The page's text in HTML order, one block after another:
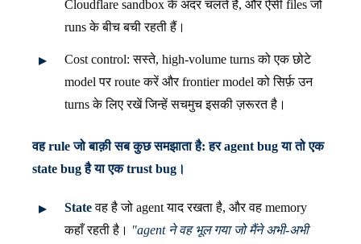
Cloudflare sandbox के अंदर चलते हैं, और ऐसी files जो
runs के बीच बची रहती हैं।
Cost control: सस्ते, high-volume turns को एक छोटे
model पर route करें और frontier model को सिर्फ़ उन
turns के लिए रखें जिन्हें सचमुच इसकी ज़रूरत है।
वह rule जो बाक़ी सब कुछ समझाता है: हर agent bug या तो एक
state bug है या एक trust bug।
Stateवह है जो agent याद रखता है, और वह memory
कहाँ रहती है। "agent ने वह भूल गया जो मैंने अभी-अभी